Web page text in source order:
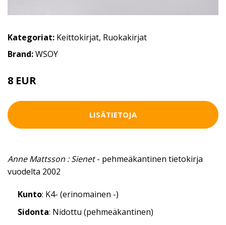
Kategoriat: Keittokirjat, Ruokakirjat
Brand:WSOY
8 EUR
LISÄTIETOJA
Anne Mattsson : Sienet- pehmeäkantinen tietokirja
vuodelta 2002
Kunto: K4- (erinomainen -)
Sidonta: Nidottu (pehmeäkantinen)